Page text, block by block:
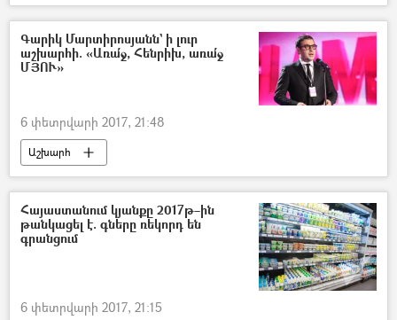
Գարիկ Մարտիրոսյանն` ի լուր
աշխարհի. «Առա՛ջ, Հենրիխ, առա՛ջ
ՄՅՈՒ»
6 փետրվարի 2017, 21:48
Աշխարհ
Հայաստանում կյանքը 2017թ–ին
թանկացել է. գները ռեկորդ են
գրանցում
6 փետրվարի 2017, 21:15